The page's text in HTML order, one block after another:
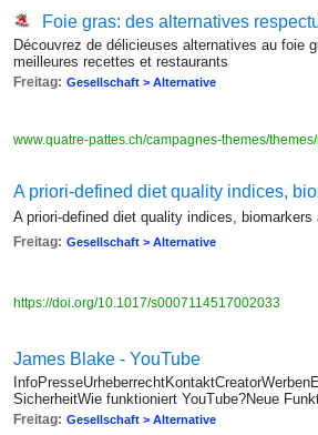
Foie gras: des alternatives
Découvrez de délicieuses alternatives au foie
meilleures recettes et restaurants
Freitag: Gesellschaft > Alternative
www.quatre-pattes.ch/campagnes-themes/
A priori-defined diet quality indices,
A priori-defined diet quality indices,
Freitag: Gesellschaft > Alternative
https://doi.org/10.1017/s0007114517002033
James Blake - YouTube
SicherheitWie funktioniert YouTube?Neue
Freitag: Gesellschaft > Alternative